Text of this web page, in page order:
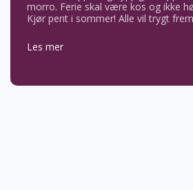
morro. Ferie skal være kos og ikke
Kjør pent i sommer! Alle vil trygt
Les mer